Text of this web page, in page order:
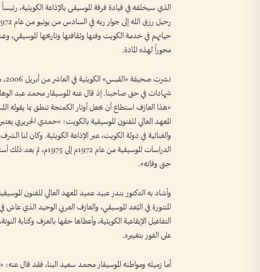
حياتهم في خدمة الكويت وفنها وثقافتها وتاريخها الموسيقي،
محوراً لهذه المادة.
شهادات في حق صاحبنا. إذ قال عنه الموسيقار محمد عبد
«هذا العازف استطاع أن يجعل أوتار الكمنجة تنطق بما يقوله
المعهد العالي للفنون الموسيقية بالكويت: «حمدي الحريري
والغنائية في دولة الكويت، عبر الإذاعة الكويتية. وكان لنا
الدراسات الموسيقية من عام
حتى وفاته».
وأشاد به الدكتور بندر عبيد عميد المعهد العالي للفنون
المتنورة في البُعد الموسيقي، والعازف العربي الوحيد الذي
التفاعيل الإيقاعية الكويتية، وأعطاها حقها بالعزف وكتابة
على الفور بتغييره.
أما زميله ومواطنه الموسيقار محمد سعيد البنا، فقد قال